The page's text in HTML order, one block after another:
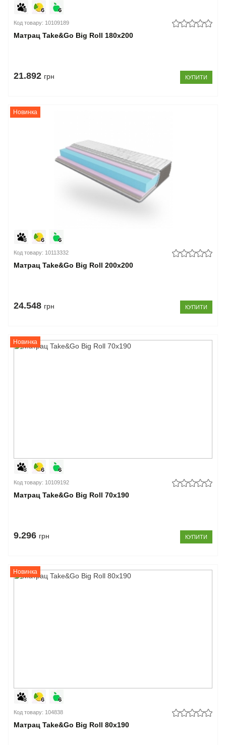
Код товару: 10109189
Матрац Take&Go Big Roll 180x200
21.892 грн КУПИТИ
Новинка
Код товару: 10113332
Матрац Take&Go Big Roll 200x200
24.548 грн КУПИТИ
Новинка
Код товару: 10109192
Матрац Take&Go Big Roll 70x190
9.296 грн КУПИТИ
Новинка
Код товару: 104838
Матрац Take&Go Big Roll 80x190